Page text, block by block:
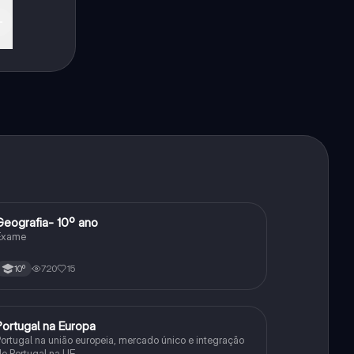
Geografia 10º ano
10º 720 15
Geografiana Europa
na união europeia, mercado único e integração